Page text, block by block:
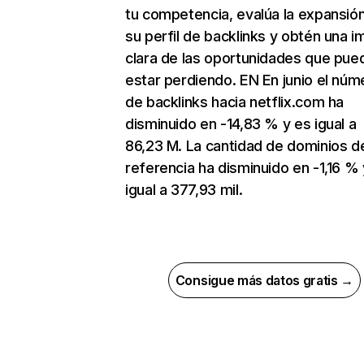
tu competencia, evalúa la
su perfil de backlinks y obtén una
clara de las oportunidades que
estar perdiendo. EN En junio el
de backlinks hacia netflix.com ha
disminuido en -14,83 % y es igual a
86,23 M. La cantidad de dominios
referencia ha disminuido en -1,16 %
igual a 377,93 mil.
Consigue más datos gratis →